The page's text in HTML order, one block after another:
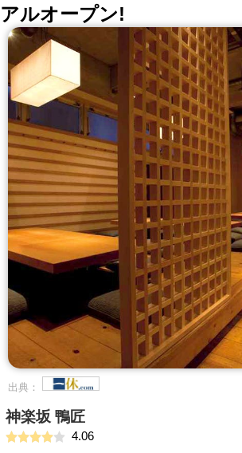
アルオープン!
出典：
神楽坂 鴨匠
4.06